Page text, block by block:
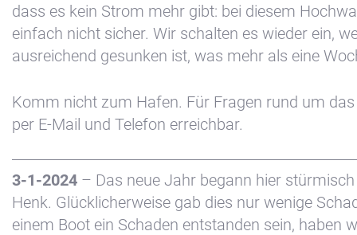
dass es kein Strom mehr gibt: bei diesem
einfach nicht sicher. Wir schalten es wieder ein,
ausreichend gesunken ist, was mehr als eine
Komm nicht zum Hafen. Für Fragen rund um
per E-Mail und Telefon erreichbar.
3-1-2024 – Das neue Jahr begann hier
Henk. Glücklicherweise gab dies nur wenige
einem Boot ein Schaden entstanden sein, haben